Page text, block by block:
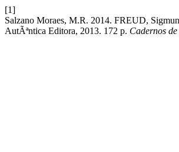
[1]
Salzano Moraes, M.R. 2014. FREUD,
AutÃªntica Editora, 2013. 172 p. Cadernos